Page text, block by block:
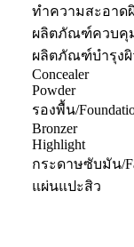
ทำความสะอาดผิ
ผลิตภัณฑ์ควบคุ
ผลิตภัณฑ์บำรุง
Concealer
Powder
รองพื้น/
Bronzer
Highlight
กระดาษซับมัน/
แผ่นแปะสิว